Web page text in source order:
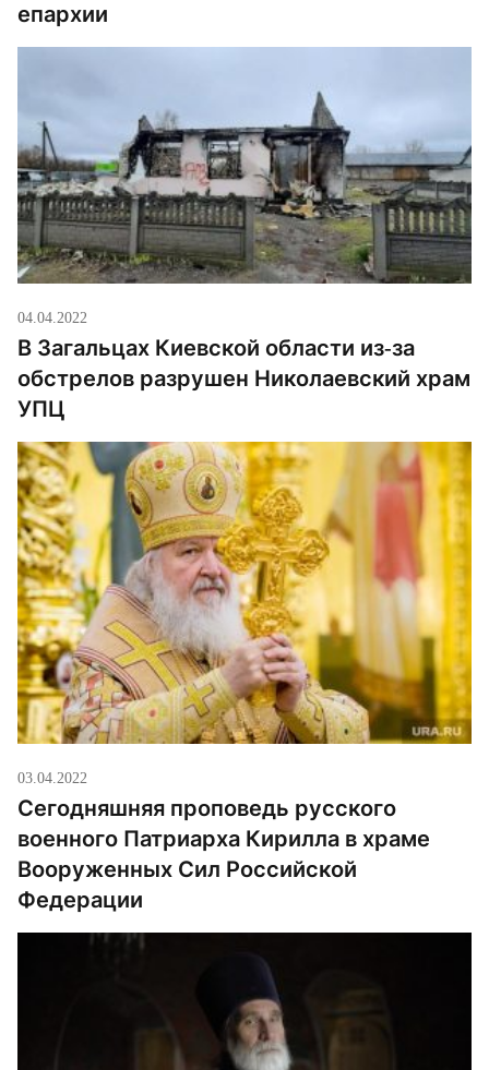
епархии
04.04.2022
В Загальцах Киевской области из-за
обстрелов разрушен Николаевский храм
УПЦ
03.04.2022
Сегодняшняя проповедь русского
военного Патриарха Кирилла в храме
Вооруженных Сил Российской
Федерации